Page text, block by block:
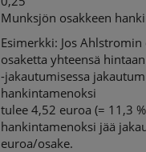
Munksjön osakkeen
Esimerkki: Jos
osaketta yhteensä
-jakautumisessa
hankintamenoksi
tulee 4,52 euroa (= 11,3
hankintamenoksi jää
euroa/osake.